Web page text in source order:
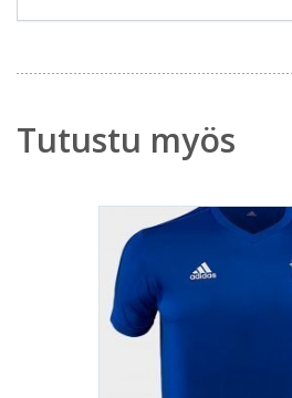
Tutustu myös